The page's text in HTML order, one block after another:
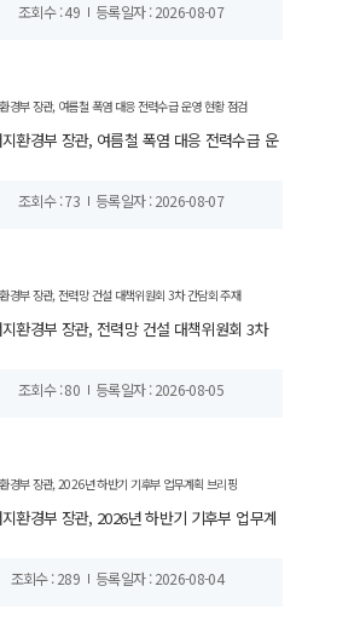
조회수 : 49 등록일자 : 2026-08-07
환경부 장관, 여름철 폭염 대응 전력수급 운
조회수 : 73 등록일자 : 2026-08-07
환경부 장관, 전력망 건설 대책위원회 3차
조회수 : 80 등록일자 : 2026-08-05
환경부 장관, 2026년 하반기 기후부 업무계
조회수 : 289 등록일자 : 2026-08-04